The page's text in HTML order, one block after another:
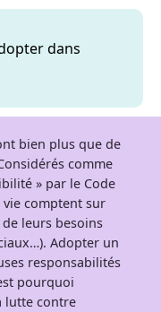
dans
bien plus que de
comme
» par le Code
comptent sur
leurs besoins
Adopter un
responsabilités
pourquoi
lutte contre